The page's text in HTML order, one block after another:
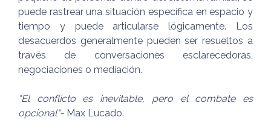
puede rastrear una situación específica en espacio y
tiempo y puede articularse lógicamente. Los
desacuerdos generalmente pueden ser resueltos a
través de conversaciones esclarecedoras,
negociaciones o mediación.
"El conflicto es inevitable, pero el combate es
opcional"- Max Lucado.